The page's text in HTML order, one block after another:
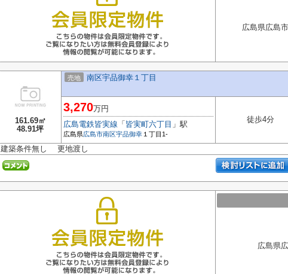
広島県広島
161.69㎡
48.91坪
売地 南区宇品御幸１丁目
3,270万円
広島電鉄皆実線 「 皆実町六丁目 」駅
広島県広島市南区宇品御幸 １丁目1-
徒歩4分
建築条件無し 更地渡し
広島県